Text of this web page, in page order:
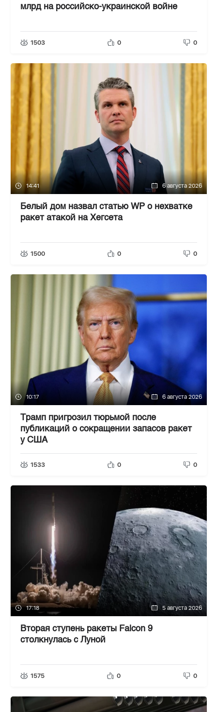
млрд на российско-украинской войне
1503 0 0
14:41 6 августа 2026
Белый дом назвал статью WP о нехватке
ракет атакой на Хегсета
1500 0 0
10:17 6 августа 2026
Трамп пригрозил тюрьмой после
публикаций о сокращении запасов ракет
у США
1533 0 0
17:18 5 августа 2026
Вторая ступень ракеты Falcon 9
столкнулась с Луной
1575 0 0